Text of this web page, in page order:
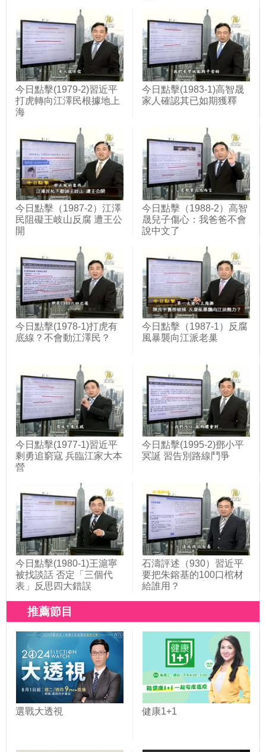
今日點擊(1979-2)習近平
打虎轉向江澤民根據地上
海
今日點擊(1983-1)高智晟
家人確認其已如期獲釋
今日點擊（1987-2）江澤
民阻礙王岐山反腐 遭王公
開
今日點擊（1988-2）高智
晟兒子傷心：我爸爸不會
說中文了
今日點擊(1978-1)打虎有
底線？不會動江澤民？
今日點擊（1987-1）反腐
風暴襲向江派老巢
今日點擊(1977-1)習近平
剩勇追窮寇 兵臨江家大本
營
今日點擊(1995-2)鄧小平
冥誕 習告別路線鬥爭
今日點擊(1980-1)王滬寧
被找談話 否定「三個代
表」反思四大錯誤
石濤評述（930）習近平
要把朱鎔基的100口棺材
給誰用？
推薦節目
選戰大透視 健康1+1